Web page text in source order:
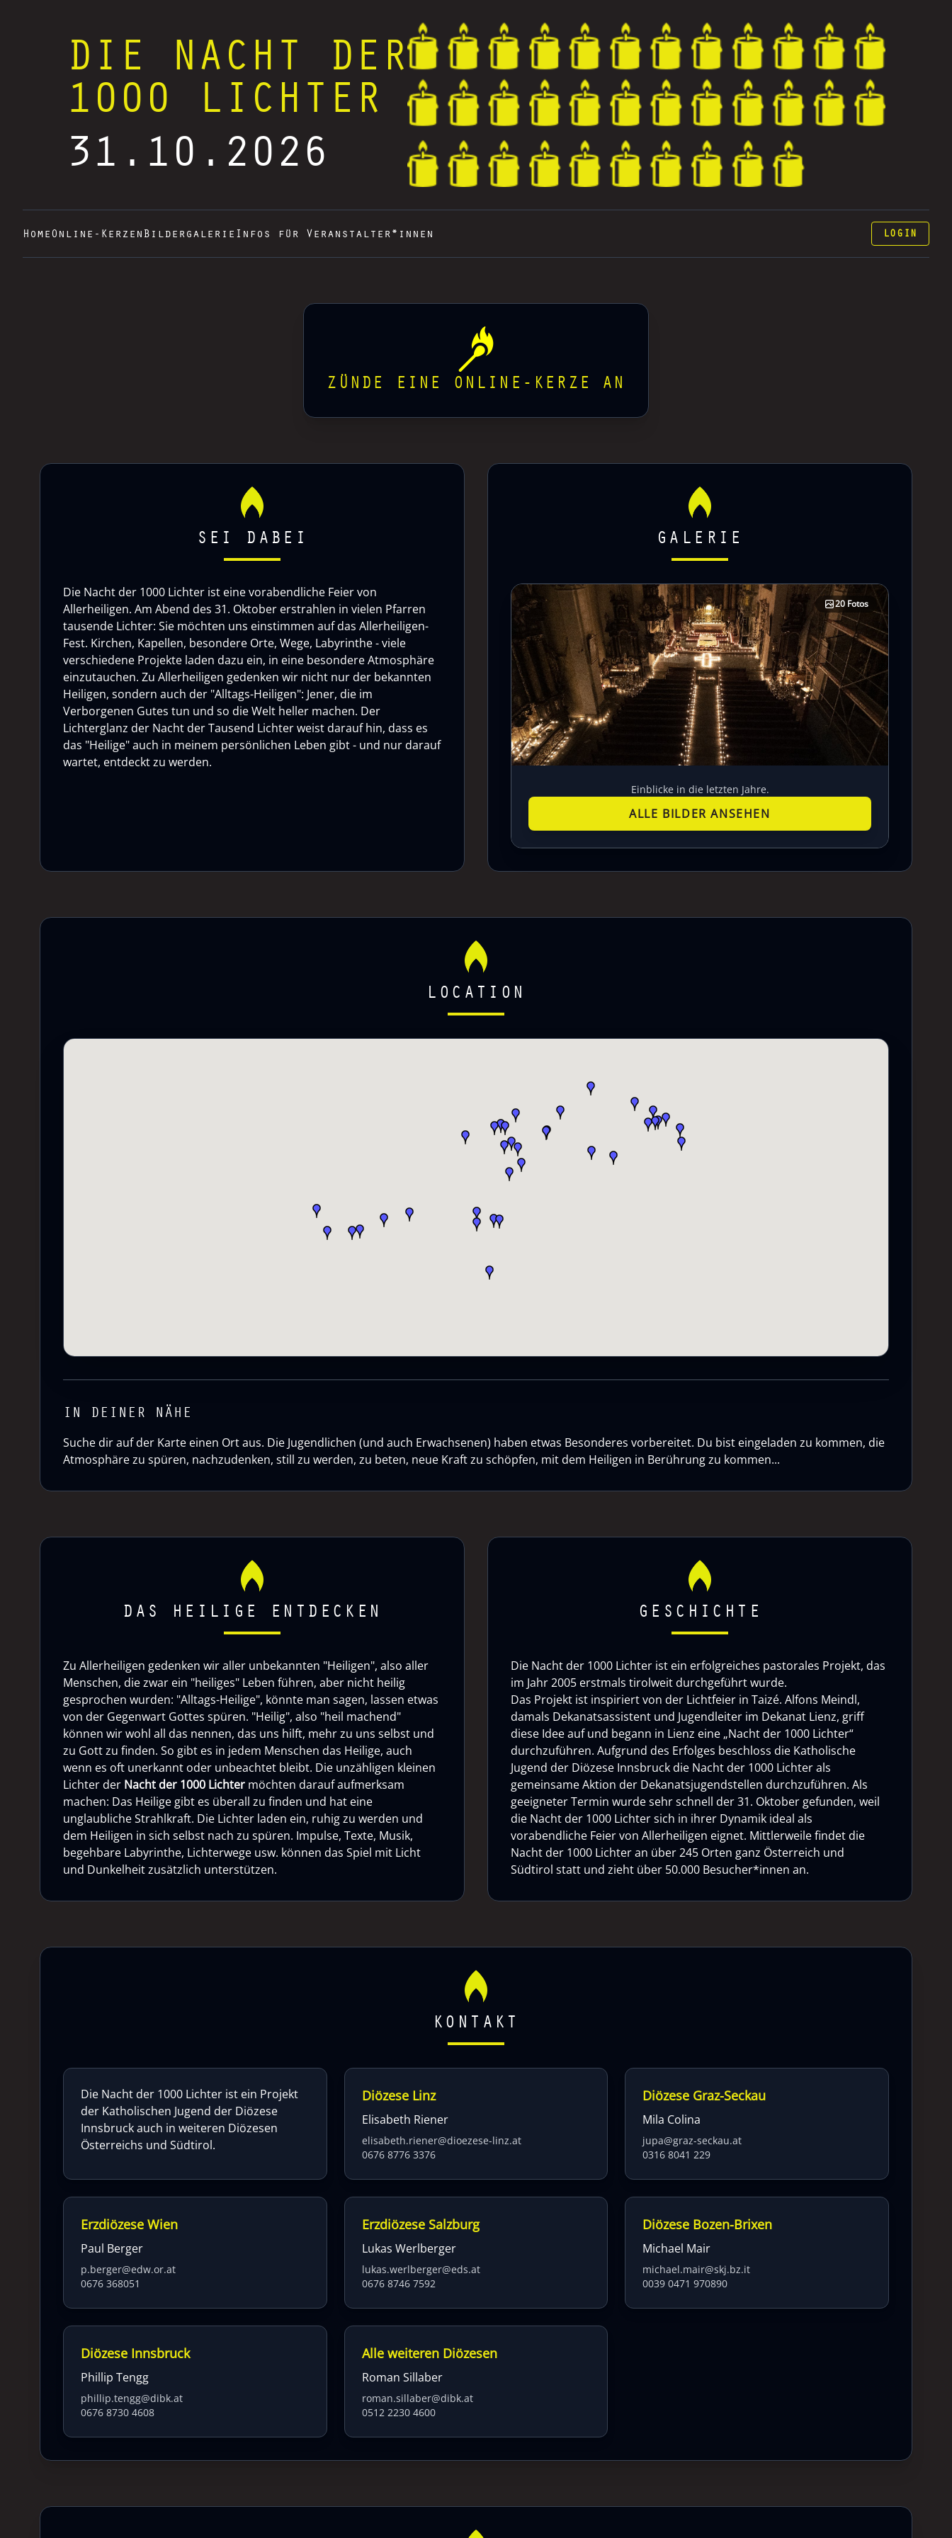
DIE NACHT DER
1000 LICHTER
31.10.2026
HomeOnline-Kerzen Bildergalerie Infos für Veranstalter*innen LOGIN
ZÜNDE EINE ONLINE-KERZE AN
SEI DABEI
Die Nacht der 1000 Lichter ist eine vorabendliche Feier von
Allerheiligen. Am Abend des 31. Oktober erstrahlen in vielen Pfarren
tausende Lichter: Sie möchten uns einstimmen auf das Allerheiligen-
Fest. Kirchen, Kapellen, besondere Orte, Wege, Labyrinthe - viele
verschiedene Projekte laden dazu ein, in eine besondere Atmosphäre
einzutauchen. Zu Allerheiligen gedenken wir nicht nur der bekannten
Heiligen, sondern auch der "Alltags-Heiligen": Jener, die im
Verborgenen Gutes tun und so die Welt heller machen. Der
Lichterglanz der Nacht der Tausend Lichter weist darauf hin, dass es
das "Heilige" auch in meinem persönlichen Leben gibt - und nur darauf
wartet, entdeckt zu werden.
GALERIE
20 Fotos
Einblicke in die letzten Jahre.
ALLE BILDER ANSEHEN
LOCATION
IN DEINER NÄHE
Suche dir auf der Karte einen Ort aus. Die Jugendlichen (und auch Erwachsenen) haben etwas Besonderes vorbereitet. Du bist eingeladen zu kommen, die
Atmosphäre zu spüren, nachzudenken, still zu werden, zu beten, neue Kraft zu schöpfen, mit dem Heiligen in Berührung zu kommen...
DAS HEILIGE ENTDECKEN
Zu Allerheiligen gedenken wir aller unbekannten "Heiligen", also aller
Menschen, die zwar ein "heiliges" Leben führen, aber nicht heilig
gesprochen wurden: "Alltags-Heilige", könnte man sagen, lassen etwas
von der Gegenwart Gottes spüren. "Heilig", also "heil machend"
können wir wohl all das nennen, das uns hilft, mehr zu uns selbst und
zu Gott zu finden. So gibt es in jedem Menschen das Heilige, auch
wenn es oft unerkannt oder unbeachtet bleibt. Die unzähligen kleinen
Lichter der Nacht der 1000 Lichter möchten darauf aufmerksam
machen: Das Heilige gibt es überall zu finden und hat eine
unglaubliche Strahlkraft. Die Lichter laden ein, ruhig zu werden und
dem Heiligen in sich selbst nach zu spüren. Impulse, Texte, Musik,
begehbare Labyrinthe, Lichterwege usw. können das Spiel mit Licht
und Dunkelheit zusätzlich unterstützen.
GESCHICHTE
Die Nacht der 1000 Lichter ist ein erfolgreiches pastorales Projekt, das
im Jahr 2005 erstmals tirolweit durchgeführt wurde.
Das Projekt ist inspiriert von der Lichtfeier in Taizé. Alfons Meindl,
damals Dekanatsassistent und Jugendleiter im Dekanat Lienz, griff
diese Idee auf und begann in Lienz eine „Nacht der 1000 Lichter“
durchzuführen. Aufgrund des Erfolges beschloss die Katholische
Jugend der Diözese Innsbruck die Nacht der 1000 Lichter als
gemeinsame Aktion der Dekanatsjugendstellen durchzuführen. Als
geeigneter Termin wurde sehr schnell der 31. Oktober gefunden, weil
die Nacht der 1000 Lichter sich in ihrer Dynamik ideal als
vorabendliche Feier von Allerheiligen eignet. Mittlerweile findet die
Nacht der 1000 Lichter an über 245 Orten ganz Österreich und
Südtirol statt und zieht über 50.000 Besucher*innen an.
KONTAKT
Die Nacht der 1000 Lichter ist ein Projekt
der Katholischen Jugend der Diözese
Innsbruck auch in weiteren Diözesen
Österreichs und Südtirol.
Diözese Linz
Elisabeth Riener
elisabeth.riener@dioezese-linz.at
0676 8776 3376
Diözese Graz-Seckau
Mila Colina
jupa@graz-seckau.at
0316 8041 229
Erzdiözese Wien
Paul Berger
p.berger@edw.or.at
0676 368051
Erzdiözese Salzburg
Lukas Werlberger
lukas.werlberger@eds.at
0676 8746 7592
Diözese Bozen-Brixen
Michael Mair
michael.mair@skj.bz.it
0039 0471 970890
Diözese Innsbruck
Phillip Tengg
phillip.tengg@dibk.at
0676 8730 4608
Alle weiteren Diözesen
Roman Sillaber
roman.sillaber@dibk.at
0512 2230 4600